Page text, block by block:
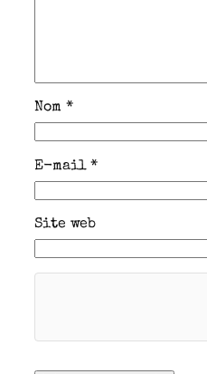
Nom *
E-mail*
Site web